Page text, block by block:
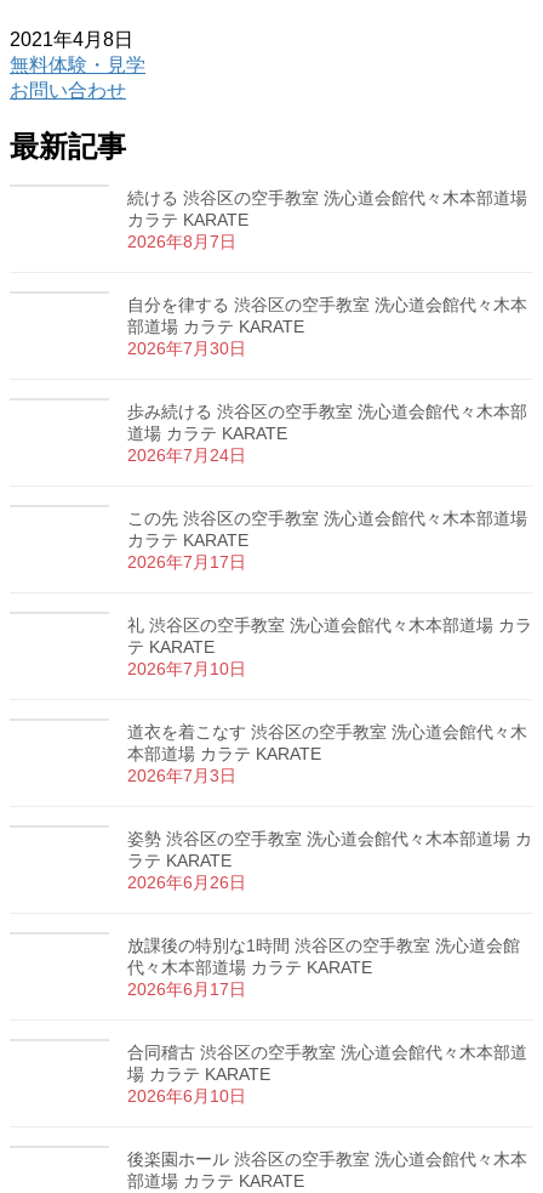
2021年4月8日
無料体験・見学
お問い合わせ
最新記事
続ける 渋谷区の空手教室 洗心道会館代々木本部道場
カラテ KARATE
2026年8月7日
自分を律する 渋谷区の空手教室 洗心道会館代々木本
部道場 カラテ KARATE
2026年7月30日
歩み続ける 渋谷区の空手教室 洗心道会館代々木本部
道場 カラテ KARATE
2026年7月24日
この先 渋谷区の空手教室 洗心道会館代々木本部道場
カラテ KARATE
2026年7月17日
礼 渋谷区の空手教室 洗心道会館代々木本部道場 カラ
テ KARATE
2026年7月10日
道衣を着こなす 渋谷区の空手教室 洗心道会館代々木
本部道場 カラテ KARATE
2026年7月3日
姿勢 渋谷区の空手教室 洗心道会館代々木本部道場 カ
ラテ KARATE
2026年6月26日
放課後の特別な1時間 渋谷区の空手教室 洗心道会館
代々木本部道場 カラテ KARATE
2026年6月17日
合同稽古 渋谷区の空手教室 洗心道会館代々木本部道
場 カラテ KARATE
2026年6月10日
後楽園ホール 渋谷区の空手教室 洗心道会館代々木本
部道場 カラテ KARATE